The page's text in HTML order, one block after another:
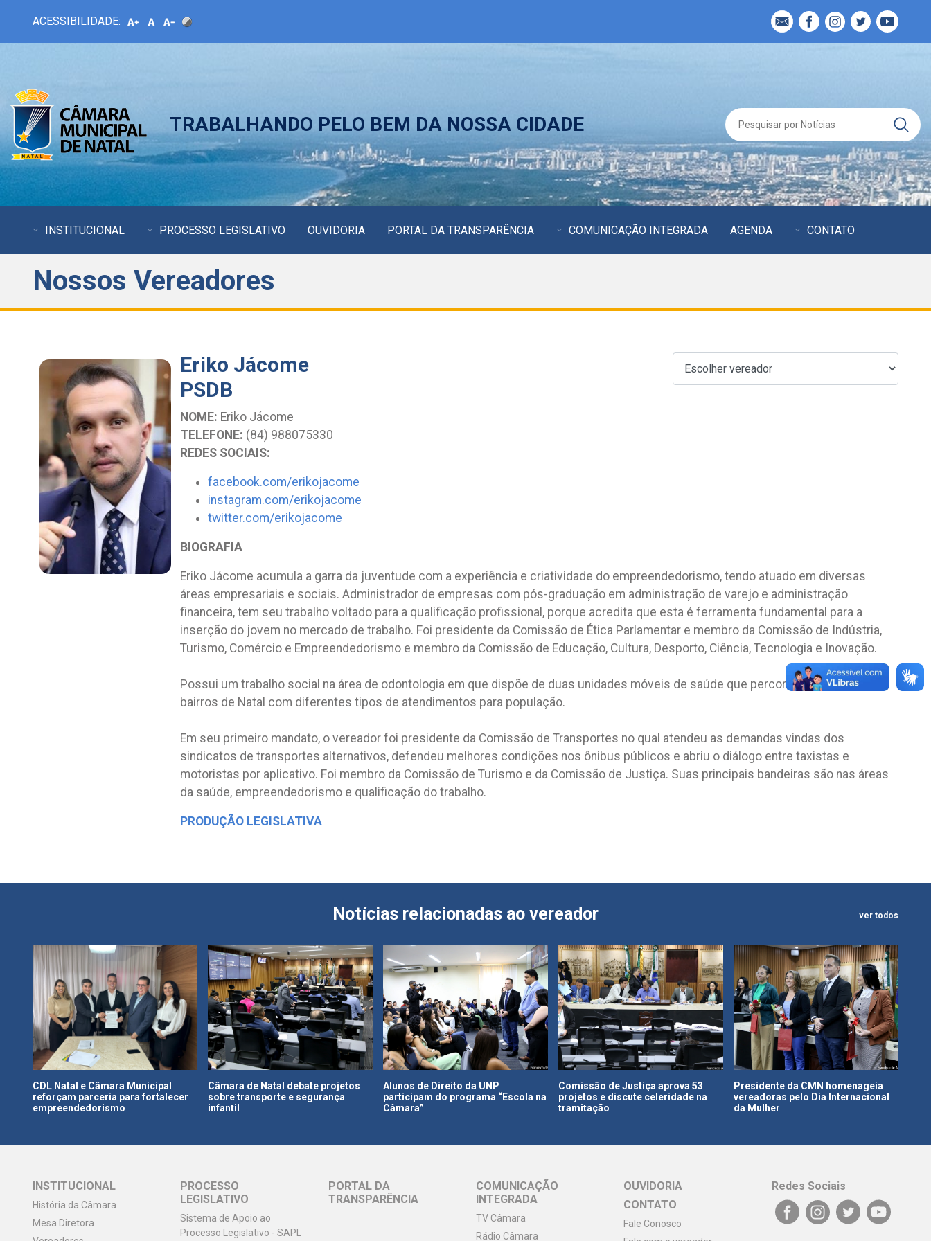
ACESSIBILIDADE:
TRABALHANDO PELO BEM DA NOSSA CIDADE
INSTITUCIONAL PROCESSO LEGISLATIVO OUVIDORIA PORTAL DA TRANSPARÊNCIA COMUNICAÇÃO INTEGRADA AGENDA CONTATO
Nossos Vereadores
Eriko Jácome
PSDB
NOME: Eriko Jácome
TELEFONE: (84) 988075330
REDES SOCIAIS:
facebook.com/erikojacome
instagram.com/erikojacome
twitter.com/erikojacome
BIOGRAFIA
Eriko Jácome acumula a garra da juventude com a experiência e criatividade do empreendedorismo, tendo atuado em diversas
áreas empresariais e sociais. Administrador de empresas com pós-graduação em administração de varejo e administração
financeira, tem seu trabalho voltado para a qualificação profissional, porque acredita que esta é ferramenta fundamental para a
inserção do jovem no mercado de trabalho. Foi presidente da Comissão de Ética Parlamentar e membro da Comissão de Indústria,
Turismo, Comércio e Empreendedorismo e membro da Comissão de Educação, Cultura, Desporto, Ciência, Tecnologia e Inovação.
Possui um trabalho social na área de odontologia em que dispõe de duas unidades móveis de saúde que percorre os diversos
bairros de Natal com diferentes tipos de atendimentos para população.
Em seu primeiro mandato, o vereador foi presidente da Comissão de Transportes no qual atendeu as demandas vindas dos
sindicatos de transportes alternativos, defendeu melhores condições nos ônibus públicos e abriu o diálogo entre taxistas e
motoristas por aplicativo. Foi membro da Comissão de Turismo e da Comissão de Justiça. Suas principais bandeiras são nas áreas
da saúde, empreendedorismo e qualificação do trabalho.
PRODUÇÃO LEGISLATIVA
Notícias relacionadas ao vereador ver todos
CDL Natal e Câmara Municipal
reforçam parceria para fortalecer
empreendedorismo
Câmara de Natal debate projetos
sobre transporte e segurança
infantil
Alunos de Direito da UNP
participam do programa “Escola na
Câmara”
Comissão de Justiça aprova 53
projetos e discute celeridade na
tramitação
Presidente da CMN homenageia
vereadoras pelo Dia Internacional
da Mulher
INSTITUCIONAL
História da Câmara
Mesa Diretora
PROCESSO
LEGISLATIVO
Sistema de Apoio ao
Processo Legislativo - SAPL
PORTAL DA
TRANSPARÊNCIA
COMUNICAÇÃO
INTEGRADA
TV Câmara
Rádio Câmara
OUVIDORIA
CONTATO
Fale Conosco
Redes Sociais